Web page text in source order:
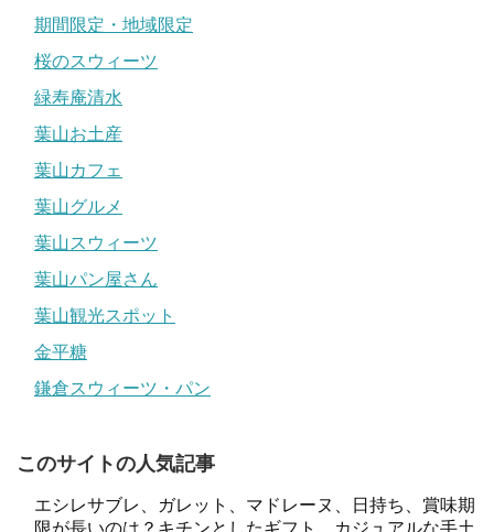
期間限定・地域限定
桜のスウィーツ
緑寿庵清水
葉山お土産
葉山カフェ
葉山グルメ
葉山スウィーツ
葉山パン屋さん
葉山観光スポット
金平糖
鎌倉スウィーツ・パン
このサイトの人気記事
エシレサブレ、ガレット、マドレーヌ、日持ち、賞味期